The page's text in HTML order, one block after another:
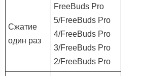
Сжатие
один раз
FreeBuds Pro
5/FreeBuds Pro
4/FreeBuds Pro
3/FreeBuds Pro
2/FreeBuds Pro